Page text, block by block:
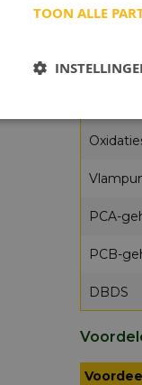
PCA-
PCB-
DBDS
TOON ALLE